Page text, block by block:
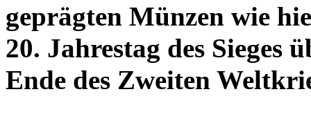
geprägten Münzen wie
20. Jahrestag des Sieges
Ende des Zweiten